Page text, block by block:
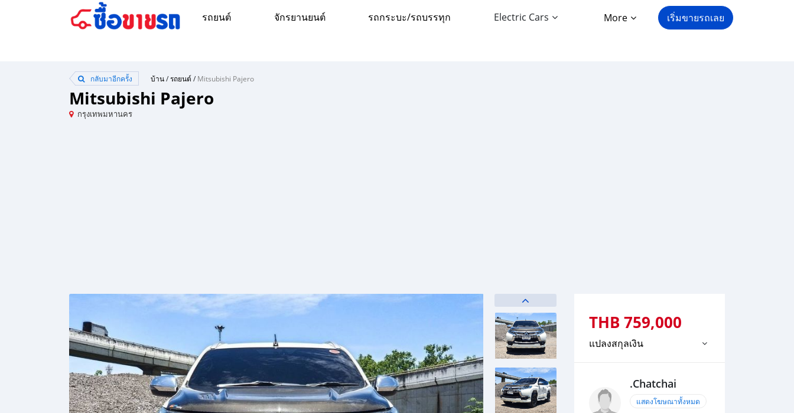
รถยนต์ จักรยานยนต์ รถกระบะ/รถบรรทุก Electric Cars More เริ่มขายรถเลย
กลับมาอีกครั้ง บ้าน/รถยนต์/Mitsubishi Pajero
Mitsubishi Pajero
กรุงเทพมหานคร
THB 759,000
แปลงสกุลเงิน
.Chatchai
แสดงโฆษณาทั้งหมด